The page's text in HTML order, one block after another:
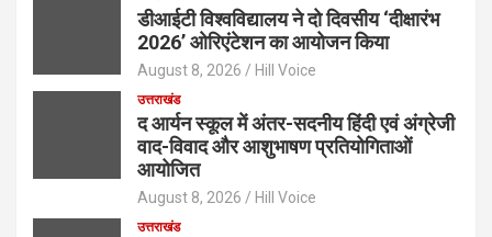
डीआईटी विश्वविद्यालय ने दो दिवसीय ‘दीक्षारंभ
2026’ ओरिएंटेशन का आयोजन किया
August 8, 2026 Hill Voice
उत्तराखंड
द आर्यन स्कूल में अंतर-सदनीय हिंदी एवं अंग्रेजी
वाद-विवाद और आशुभाषण प्रतियोगिताओं
आयोजित
August 8, 2026 Hill Voice
उत्तराखंड